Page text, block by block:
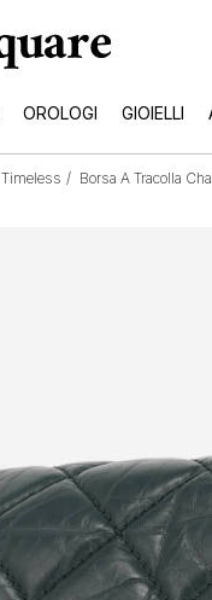
OROLOGI GIOIELLI
Timeless / Borsa A Tracolla